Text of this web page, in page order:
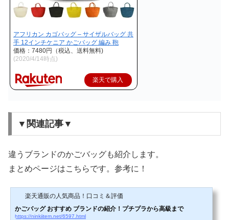
アフリカン カゴバッグ – サイザルバッグ 共
手 12インチケニア かごバッグ 編み 鞄
価格：7480円（税込、送料無料)
(2020/4/14時点)
楽天で購入
▼関連記事▼
違うブランドのかごバッグも紹介します。
まとめページはこちらです。参考に！
楽天通販の人気商品！口コミ＆評価
かごバッグ おすすめ ブランドの紹介！プチプラから高級まで
https://ninkiitem.net/6597.html